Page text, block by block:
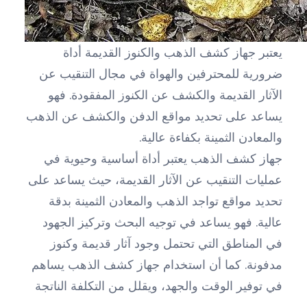
يعتبر جهاز كشف الذهب والكنوز القديمة أداة
ضرورية للمحترفين والهواة في مجال التنقيب عن
الآثار القديمة والكشف عن الكنوز المفقودة. فهو
يساعد على تحديد مواقع الدفن والكشف عن الذهب
والمعادن الثمينة بكفاءة عالية.
جهاز كشف الذهب يعتبر أداة أساسية وحيوية في
عمليات التنقيب عن الآثار القديمة، حيث يساعد على
تحديد مواقع تواجد الذهب والمعادن الثمينة بدقة
عالية. فهو يساعد في توجيه البحث وتركيز الجهود
في المناطق التي تحتمل وجود آثار قديمة وكنوز
مدفونة. كما أن استخدام جهاز كشف الذهب يساهم
في توفير الوقت والجهد، ويقلل من التكلفة الناتجة